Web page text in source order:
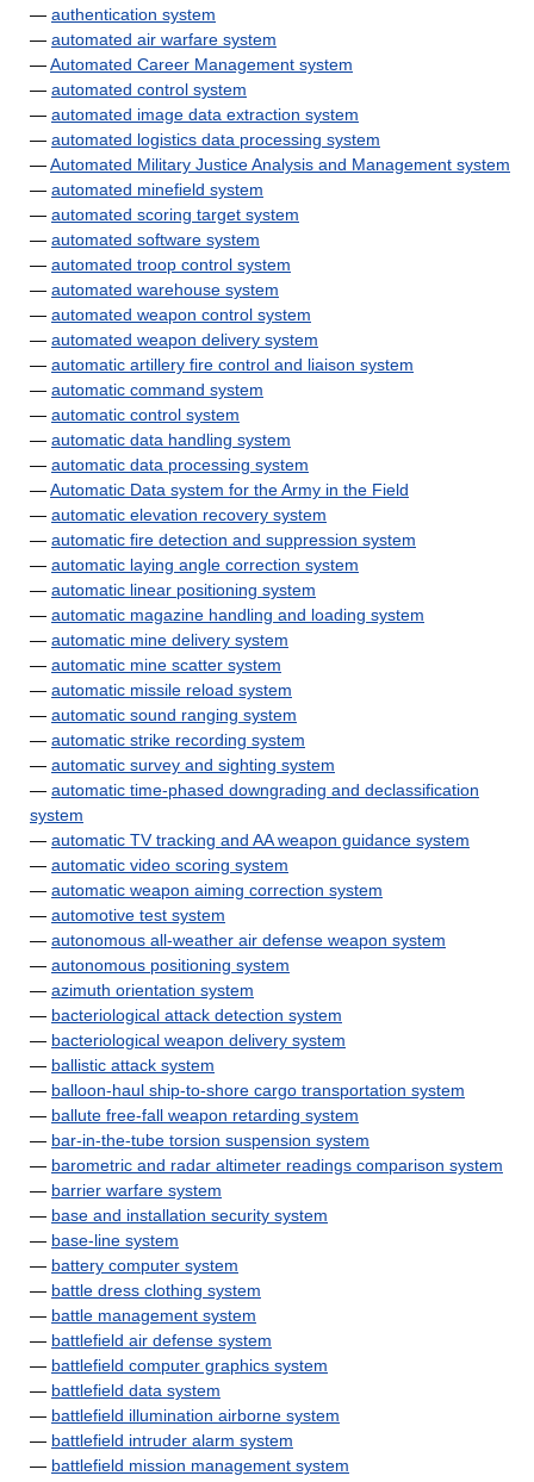
— authentication system
— automated air warfare system
—Automated Career Management system
— automated control system
— automated image data extraction system
— automated logistics data processing system
—Automated Military Justice Analysis and Management system
— automated minefield system
— automated scoring target system
— automated software system
— automated troop control system
— automated warehouse system
— automated weapon control system
— automated weapon delivery system
— automatic artillery fire control and liaison system
— automatic command system
— automatic control system
— automatic data handling system
— automatic data processing system
—Automatic Data system for the Army in the Field
— automatic elevation recovery system
— automatic fire detection and suppression system
— automatic laying angle correction system
— automatic linear positioning system
— automatic magazine handling and loading system
— automatic mine delivery system
— automatic mine scatter system
— automatic missile reload system
— automatic sound ranging system
— automatic strike recording system
— automatic survey and sighting system
— automatic time-phased downgrading and declassification
system
— automatic TV tracking and AA weapon guidance system
— automatic video scoring system
— automatic weapon aiming correction system
— automotive test system
— autonomous all-weather air defense weapon system
— autonomous positioning system
— azimuth orientation system
— bacteriological attack detection system
— bacteriological weapon delivery system
— ballistic attack system
— balloon-haul ship-to-shore cargo transportation system
— ballute free-fall weapon retarding system
— bar-in-the-tube torsion suspension system
— barometric and radar altimeter readings comparison system
— barrier warfare system
— base and installation security system
— base-line system
— battery computer system
— battle dress clothing system
— battle management system
— battlefield air defense system
— battlefield computer graphics system
— battlefield data system
— battlefield illumination airborne system
— battlefield intruder alarm system
— battlefield mission management system